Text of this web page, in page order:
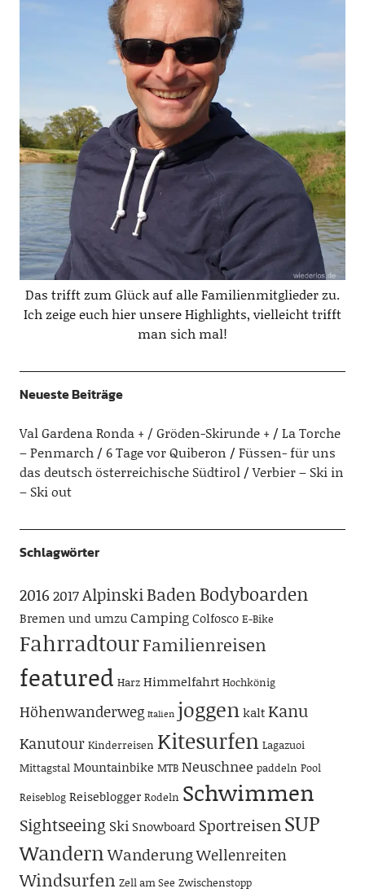
Das trifft zum Glück auf alle Familienmitglieder zu.
Ich zeige euch hier unsere Highlights, vielleicht trifft
man sich mal!
Neueste Beiträge
Val Gardena Ronda + / Gröden-Skirunde +
La Torche
– Penmarch
6 Tage vor Quiberon
Füssen- für uns
das deutsch österreichische Südtirol
Verbier – Ski in
– Ski out
Schlagwörter
2016 2017AlpinskiBaden Bodyboarden
Bremen und umzuCampingColfosco E-Bike
FahrradtourFamilienreisen
featured Harz Himmelfahrt Hochkönig
Höhenwanderweg Italien joggenkaltKanu
Kanutour Kinderreisen Kitesurfen Lagazuoi
Mittagstal Mountainbike MTB Neuschnee paddeln Pool
Reiseblog Reiseblogger Rodeln Schwimmen
Sightseeing Ski Snowboard SportreisenSUP
WandernWanderungWellenreiten
Windsurfen Zell am See Zwischenstopp